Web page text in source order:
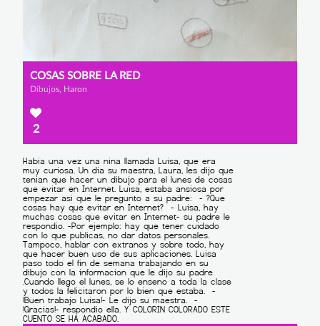
COSAS SOBRE LA RED
Dibujos, Haron
2